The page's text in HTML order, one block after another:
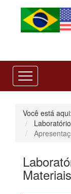
Você está aqui:
Materiais